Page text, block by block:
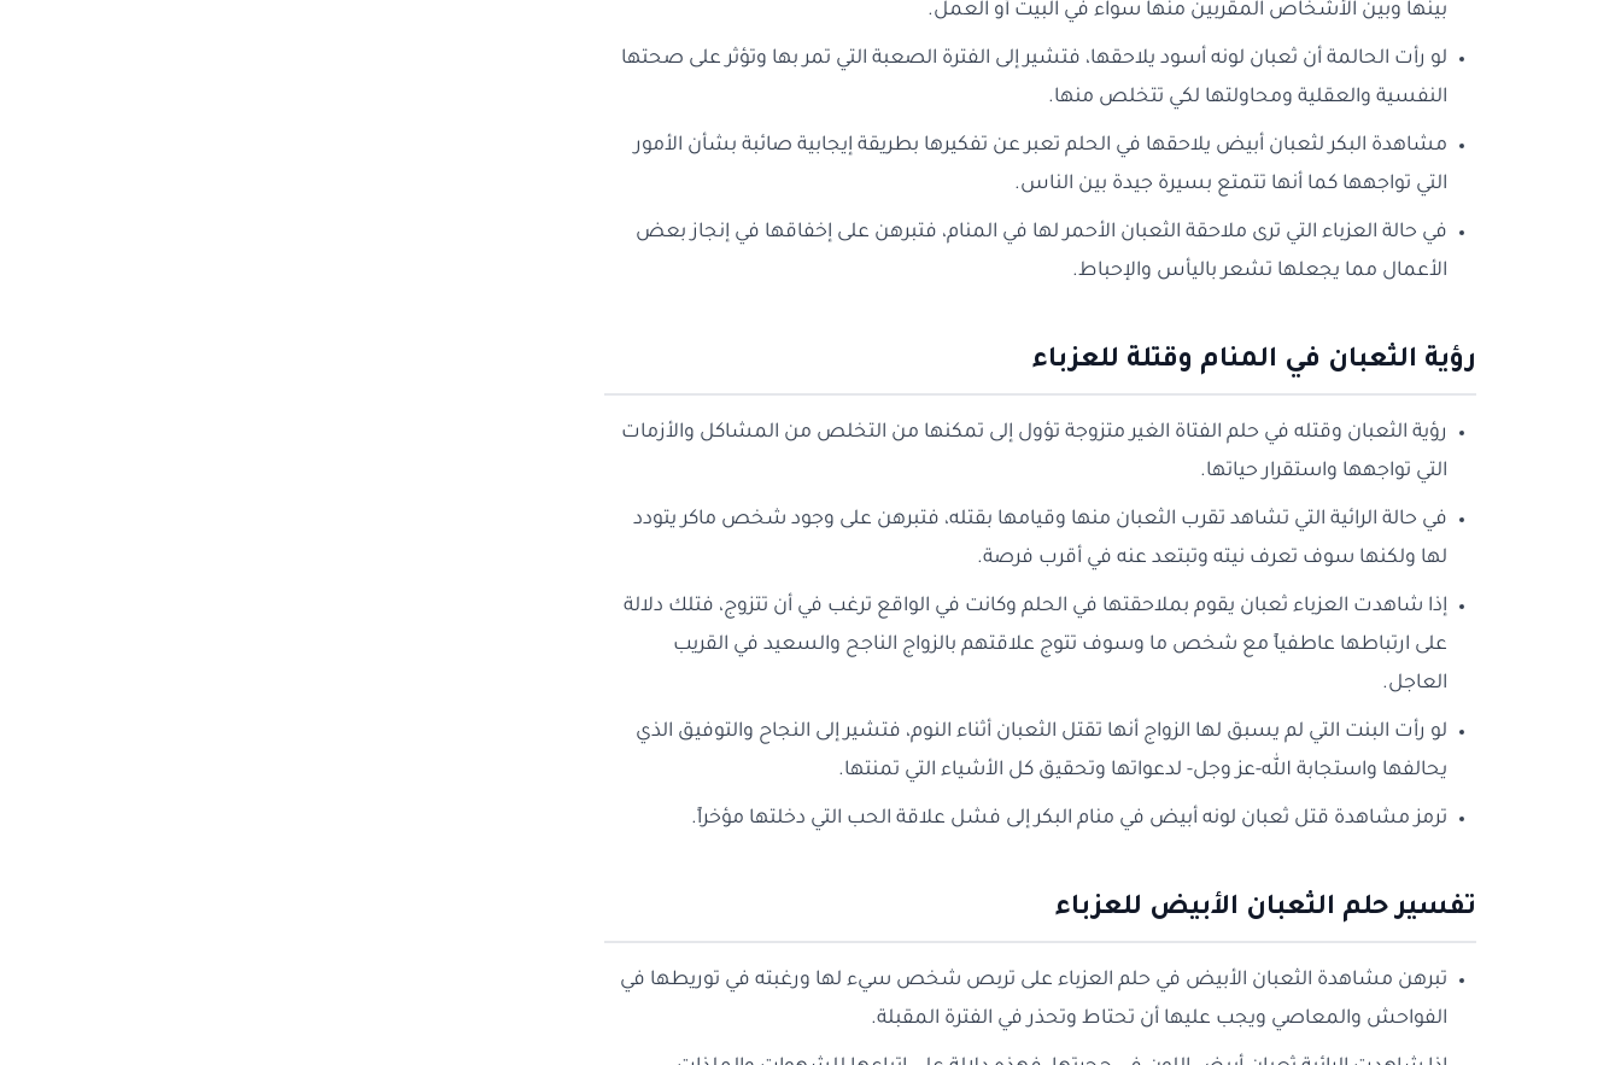
بينها وبين الأشخاص المقربين منها سواء في البيت أو العمل.
لو رأت الحالمة أن ثعبان لونه أسود يلاحقها، فتشير إلى الفترة الصعبة التي تمر بها وتؤثر على صحتها
النفسية والعقلية ومحاولتها لكي تتخلص منها.
مشاهدة البكر لثعبان أبيض يلاحقها في الحلم تعبر عن تفكيرها بطريقة إيجابية صائبة بشأن الأمور
التي تواجهها كما أنها تتمتع بسيرة جيدة بين الناس.
في حالة العزباء التي ترى ملاحقة الثعبان الأحمر لها في المنام، فتبرهن على إخفاقها في إنجاز بعض
الأعمال مما يجعلها تشعر باليأس والإحباط.
رؤية الثعبان في المنام وقتلة للعزباء
رؤية الثعبان وقتله في حلم الفتاة الغير متزوجة تؤول إلى تمكنها من التخلص من المشاكل والأزمات
التي تواجهها واستقرار حياتها.
في حالة الرائية التي تشاهد تقرب الثعبان منها وقيامها بقتله، فتبرهن على وجود شخص ماكر يتودد
لها ولكنها سوف تعرف نيته وتبتعد عنه في أقرب فرصة.
إذا شاهدت العزباء ثعبان يقوم بملاحقتها في الحلم وكانت في الواقع ترغب في أن تتزوج، فتلك دلالة
على ارتباطها عاطفياً مع شخص ما وسوف تتوج علاقتهم بالزواج الناجح والسعيد في القريب
العاجل.
لو رأت البنت التي لم يسبق لها الزواج أنها تقتل الثعبان أثناء النوم، فتشير إلى النجاح والتوفيق الذي
يحالفها واستجابة الله-عز وجل- لدعواتها وتحقيق كل الأشياء التي تمنتها.
ترمز مشاهدة قتل ثعبان لونه أبيض في منام البكر إلى فشل علاقة الحب التي دخلتها مؤخراً.
تفسير حلم الثعبان الأبيض للعزباء
تبرهن مشاهدة الثعبان الأبيض في حلم العزباء على تربص شخص سيء لها ورغبته في توريطها في
الفواحش والمعاصي ويجب عليها أن تحتاط وتحذر في الفترة المقبلة.